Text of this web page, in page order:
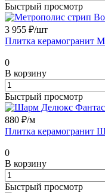
Быстрый просмотр
3 955 ₽/шт
Плитка керамогранит
0
В корзину
Быстрый просмотр
880 ₽/м
Плитка керамогранит
0
В корзину
Быстрый просмотр